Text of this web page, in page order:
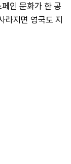
인 문화가 한 공
라지면 영국도 지